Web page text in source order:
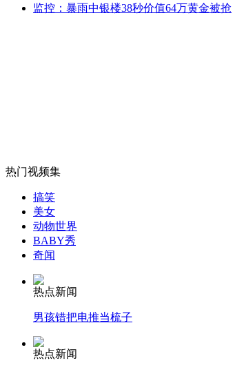
外交部：反对强权政治霸凌主义
外交部：有关国家言论片面不公正
安徽一实载49人客车翻车
监控：暴雨中银楼38秒价值64万黄金被抢
热门视频集
搞笑
美女
动物世界
BABY秀
奇闻
热点新闻
男孩错把电推当梳子
热点新闻